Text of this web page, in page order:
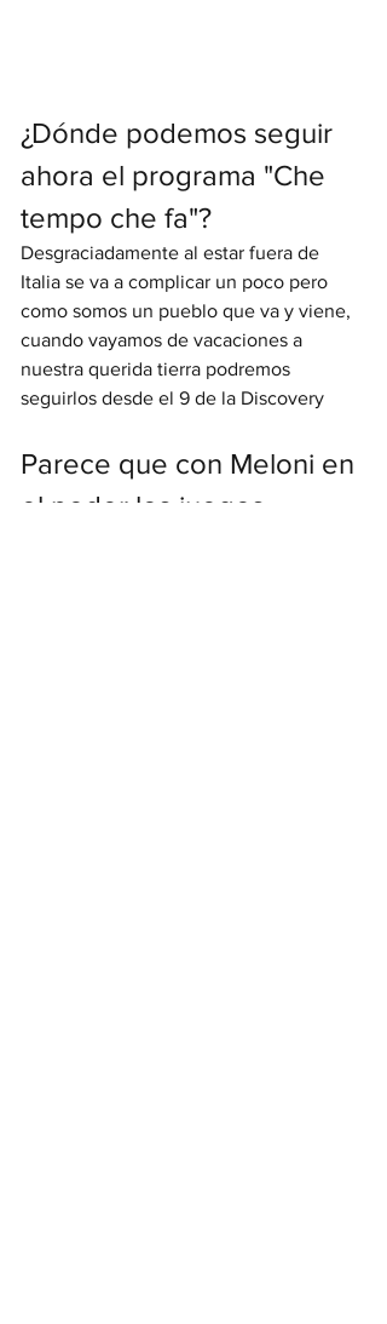
¿Dónde podemos seguir
ahora el programa "Che
tempo che fa"?
Desgraciadamente al estar fuera de
Italia se va a complicar un poco pero
como somos un pueblo que va y viene,
cuando vayamos de vacaciones a
nuestra querida tierra podremos
seguirlos desde el 9 de la Discovery
Parece que con Meloni en
el poder los juegos